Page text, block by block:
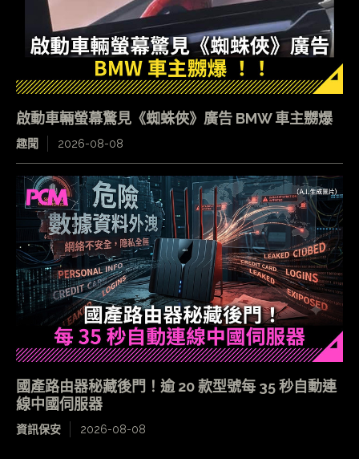
啟動車輛螢幕驚見《蜘蛛俠》廣告 BMW 車主嬲爆
趣聞 2026-08-08
國產路由器秘藏後門！逾 20 款型號每 35 秒自動連
線中國伺服器
資訊保安 2026-08-08